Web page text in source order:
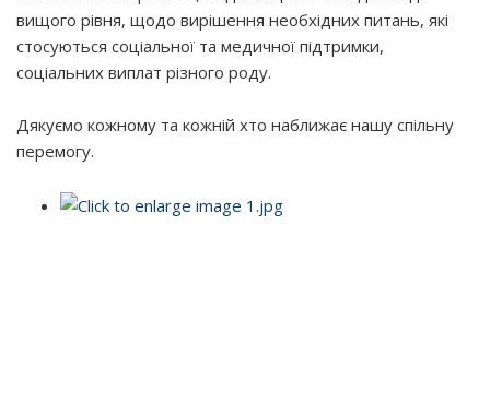
вищого рівня, щодо вирішення необхідних питань, які
стосуються соціальної та медичної підтримки,
соціальних виплат різного роду.
Дякуємо кожному та кожній хто наближає нашу спільну
перемогу.